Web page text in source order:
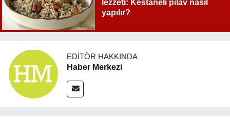
lezzeti: Kestaneli pilav nasıl
yapılır?
EDITÖR HAKKINDA
Haber Merkezi